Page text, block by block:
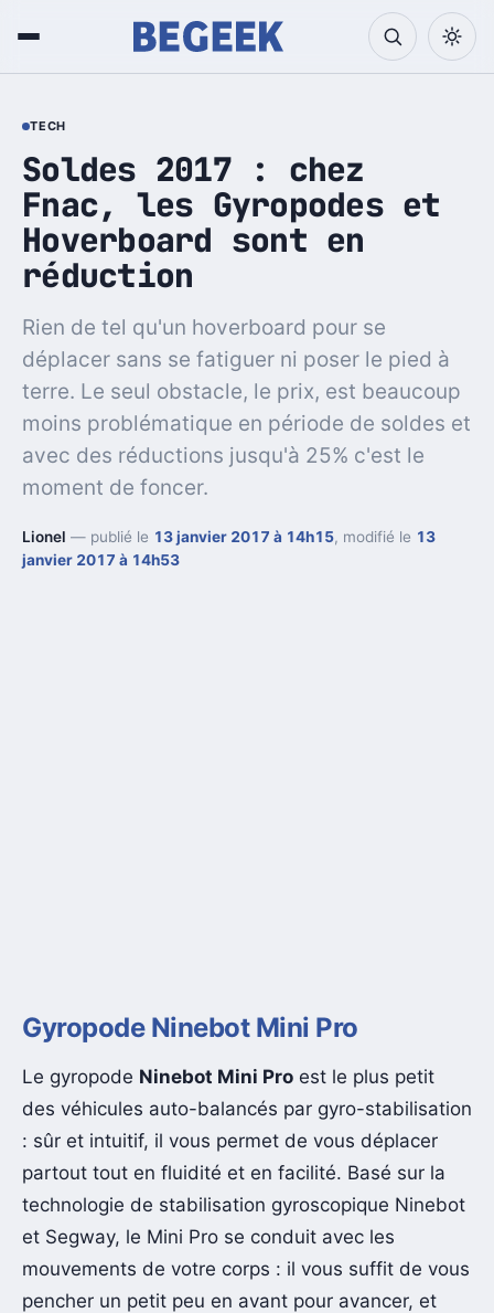
TECH
Soldes 2017 : chez
Fnac, les Gyropodes et
Hoverboard sont en
réduction
Rien de tel qu'un hoverboard pour se
déplacer sans se fatiguer ni poser le pied à
terre. Le seul obstacle, le prix, est beaucoup
moins problématique en période de soldes et
avec des réductions jusqu'à 25% c'est le
moment de foncer.
Lionel — publié le 13 janvier 2017 à 14h15, modifié le 13
janvier 2017 à 14h53
Gyropode Ninebot Mini Pro
Le gyropode Ninebot Mini Pro est le plus petit
des véhicules auto-balancés par gyro-stabilisation
: sûr et intuitif, il vous permet de vous déplacer
partout tout en fluidité et en facilité. Basé sur la
technologie de stabilisation gyroscopique Ninebot
et Segway, le Mini Pro se conduit avec les
mouvements de votre corps : il vous suffit de vous
pencher un petit peu en avant pour avancer, et